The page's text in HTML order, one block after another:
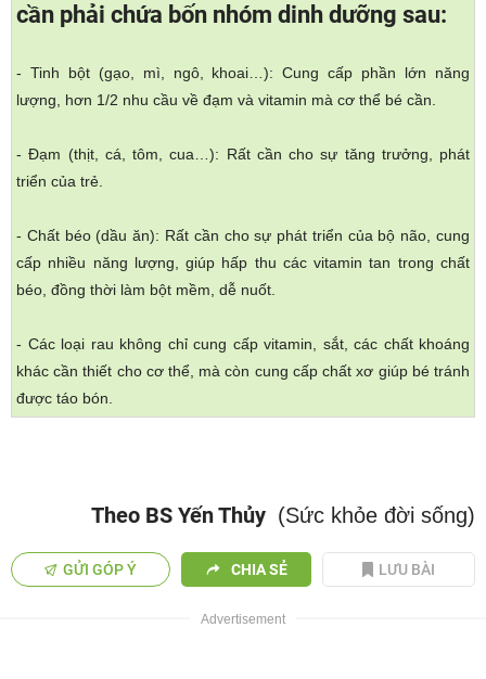
cần phải chứa bốn nhóm dinh dưỡng sau:
- Tinh bột (gạo, mì, ngô, khoai…): Cung cấp phần lớn năng
lượng, hơn 1/2 nhu cầu về đạm và vitamin mà cơ thể bé cần.
- Đạm (thịt, cá, tôm, cua…): Rất cần cho sự tăng trưởng, phát
triển của trẻ.
- Chất béo (dầu ăn): Rất cần cho sự phát triển của bộ não, cung
cấp nhiều năng lượng, giúp hấp thu các vitamin tan trong chất
béo, đồng thời làm bột mềm, dễ nuốt.
- Các loại rau không chỉ cung cấp vitamin, sắt, các chất khoáng
khác cần thiết cho cơ thể, mà còn cung cấp chất xơ giúp bé tránh
được táo bón.
Theo BS Yến Thủy (Sức khỏe đời sống)
GỬI GÓP Ý CHIA SẺ LƯU BÀI